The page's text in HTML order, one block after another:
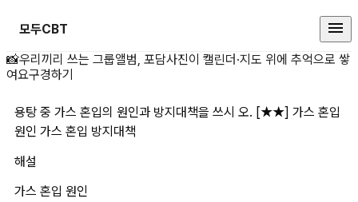
모두CBT
용탕 중 가스 혼입의 원인과 방지
📸우리끼리 쓰는 그룹앨범, 포담사진이 캘린더·지도 위에 추억으로 쌓
여요구경하기
용탕 중 가스 혼입의 원인과 방지대책을 쓰시 오. [★★] 가스 혼입
원인 가스 혼입 방지대책
해설
가스 혼입 원인